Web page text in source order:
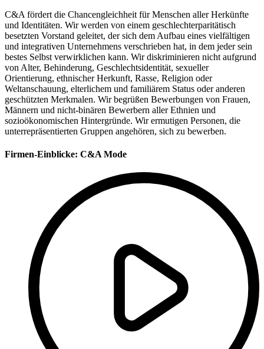
C&A fördert die Chancengleichheit für Menschen aller Herkünfte
und Identitäten. Wir werden von einem geschlechterparitätisch
besetzten Vorstand geleitet, der sich dem Aufbau eines vielfältigen
und integrativen Unternehmens verschrieben hat, in dem jeder sein
bestes Selbst verwirklichen kann. Wir diskriminieren nicht aufgrund
von Alter, Behinderung, Geschlechtsidentität, sexueller
Orientierung, ethnischer Herkunft, Rasse, Religion oder
Weltanschauung, elterlichem und familiärem Status oder anderen
geschützten Merkmalen. Wir begrüßen Bewerbungen von Frauen,
Männern und nicht-binären Bewerbern aller Ethnien und
sozioökonomischen Hintergründe. Wir ermutigen Personen, die
unterrepräsentierten Gruppen angehören, sich zu bewerben.
Firmen-Einblicke: C&A Mode